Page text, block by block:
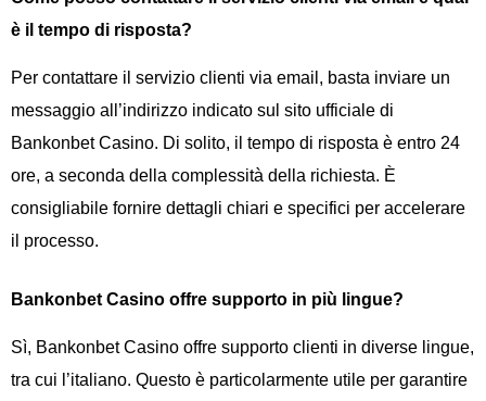
è il tempo di risposta?
Per contattare il servizio clienti via email, basta inviare un
messaggio all’indirizzo indicato sul sito ufficiale di
Bankonbet Casino. Di solito, il tempo di risposta è entro 24
ore, a seconda della complessità della richiesta. È
consigliabile fornire dettagli chiari e specifici per accelerare
il processo.
Bankonbet Casino offre supporto in più lingue?
Sì, Bankonbet Casino offre supporto clienti in diverse lingue,
tra cui l’italiano. Questo è particolarmente utile per garantire